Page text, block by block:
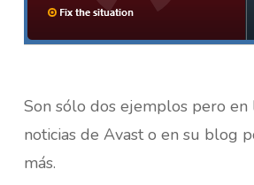
Son sólo dos ejemplos pero en
noticias de Avast o en su blog
más.